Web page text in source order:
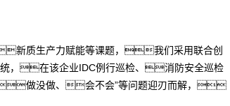
新质生产力赋能等课题，我们采用联合创
统，在该企业IDC例行巡检、消防安全巡检
做没做、会不会”等问题迎刃而解，